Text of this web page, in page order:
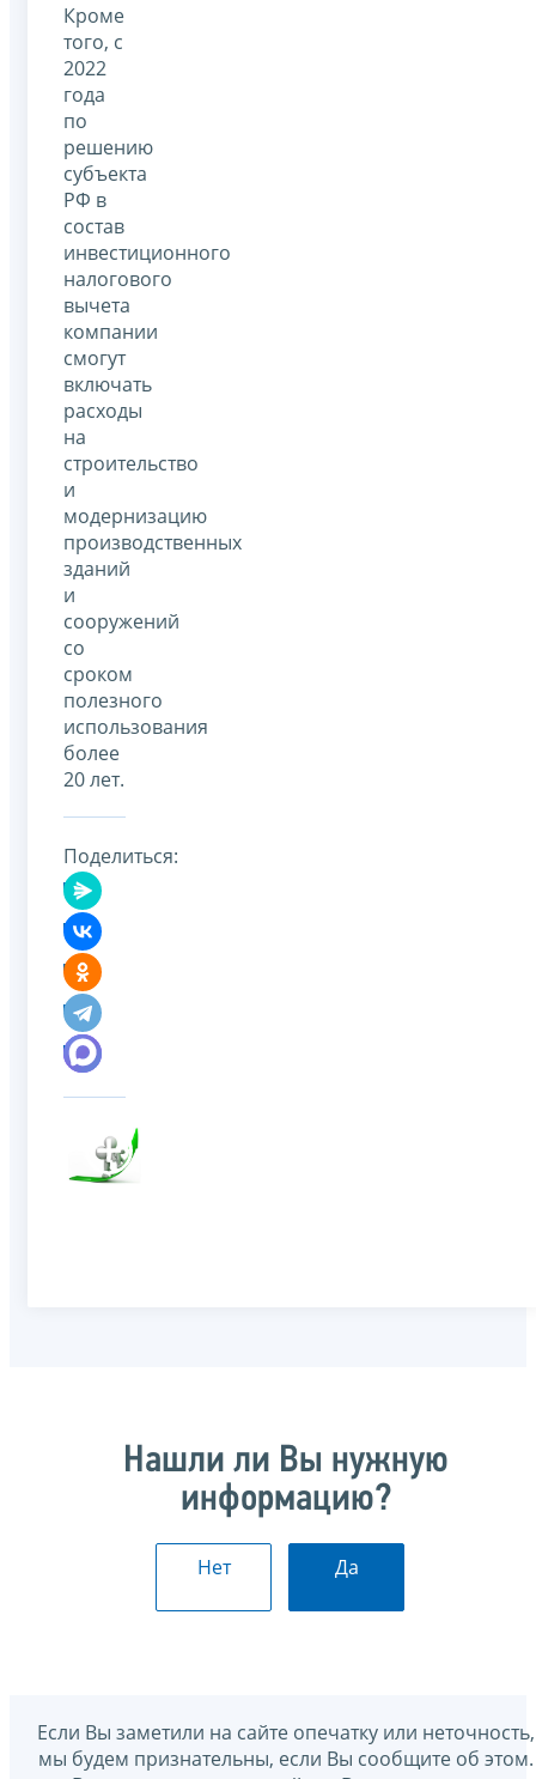
Кроме
того, с
2022
года
по
решению
субъекта
РФ в
состав
инвестиционного
налогового
вычета
компании
смогут
включать
расходы
на
строительство
и
модернизацию
производственных
зданий
и
сооружений
со
сроком
полезного
использования
более
20 лет.
Поделиться:
Нашли ли Вы нужную
информацию?
Нет Да
Если Вы заметили на сайте опечатку или неточность,
мы будем признательны, если Вы сообщите об этом.